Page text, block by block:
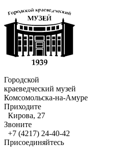
Городской
краеведческий музей
Комсомольска-на-Амуре
Приходите
Кирова, 27
Звоните
+7 (4217) 24-40-42
Присоединяйтесь